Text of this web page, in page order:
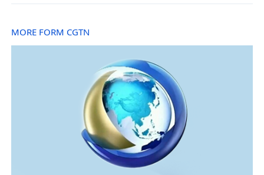
MORE FORM CGTN